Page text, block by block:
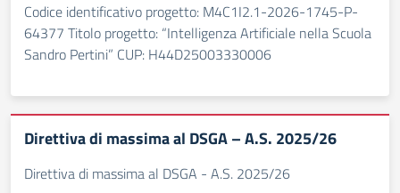
Codice identificativo progetto: M4C1I2.1-2026-1745-P-
64377 Titolo progetto: “Intelligenza Artificiale nella Scuola
Sandro Pertini” CUP: H44D25003330006
Direttiva di massima al DSGA – A.S. 2025/26
Direttiva di massima al DSGA - A.S. 2025/26